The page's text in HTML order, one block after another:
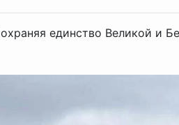
единство Великой и